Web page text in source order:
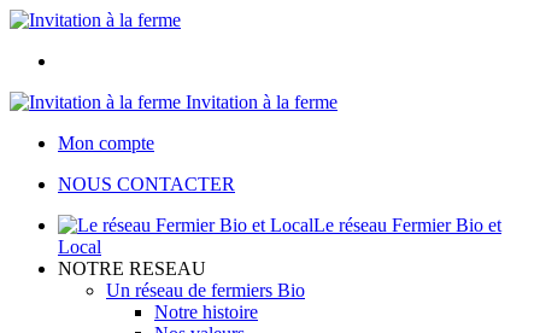
Invitation à la ferme
Mon compte
NOUS CONTACTER
Le réseau Fermier Bio et
Local
NOTRE RESEAU
Un réseau de fermiers Bio
Notre histoire